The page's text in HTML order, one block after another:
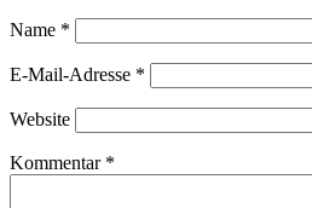
Name *
E-Mail-Adresse *
Website
Kommentar *